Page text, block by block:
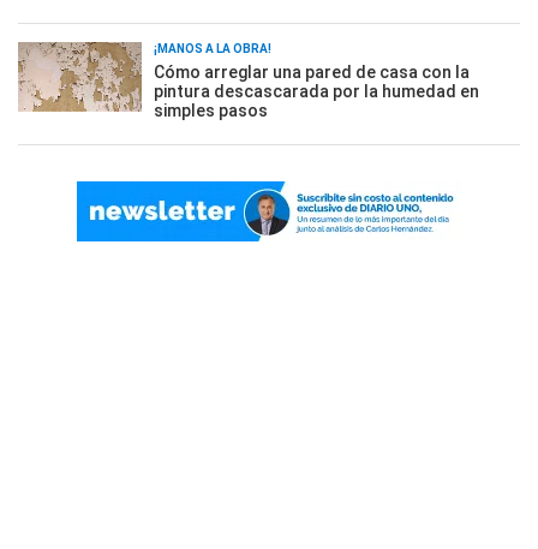
¡MANOS A LA OBRA!
Cómo arreglar una pared de casa con la
pintura descascarada por la humedad en
simples pasos